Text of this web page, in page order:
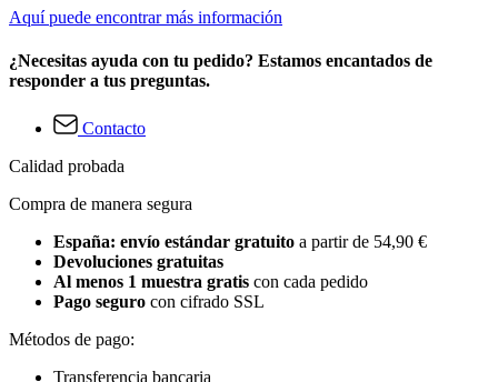
Aquí puede encontrar más información
¿Necesitas ayuda con tu pedido? Estamos encantados de
responder a tus preguntas.
Contacto
Calidad probada
Compra de manera segura
España: envío estándar gratuito a partir de 54,90 €
Devoluciones gratuitas
Al menos 1 muestra gratis con cada pedido
Pago seguro con cifrado SSL
Métodos de pago:
Transferencia bancaria